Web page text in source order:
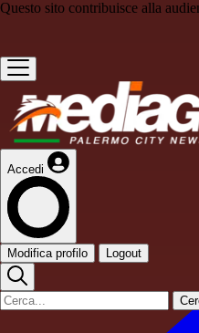
Questo sito contribuisce alla
Accedi
Modifica profilo Logout